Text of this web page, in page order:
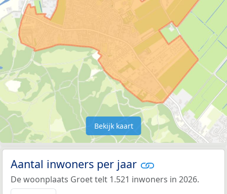
Bekijk kaart
Aantal inwoners per jaar
De woonplaats Groet telt 1.521 inwoners in 2026.